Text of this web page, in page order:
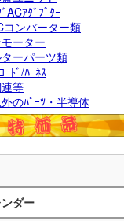
ACｱﾀﾞﾌﾟﾀｰ
コンバーター類
ーター
ーパーツ類
ｰﾄﾞ/ﾊｰﾈｽ
等
のﾊﾟｰﾂ・半導体
ダー